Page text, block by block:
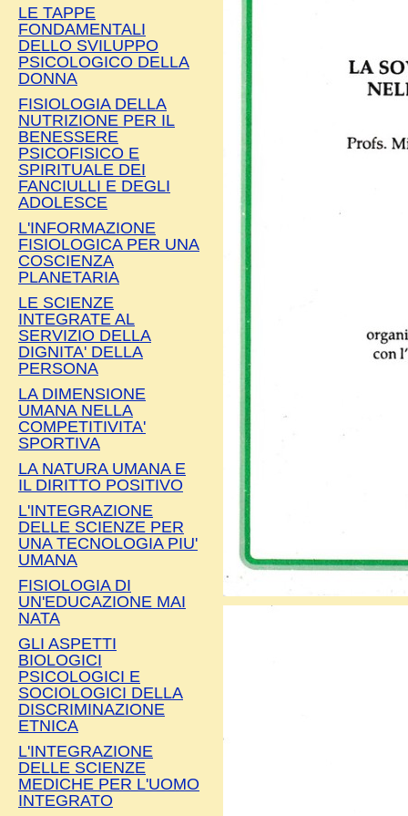
LE TAPPE
FONDAMENTALI
DELLO SVILUPPO
PSICOLOGICO DELLA
DONNA
FISIOLOGIA DELLA
NUTRIZIONE PER IL
BENESSERE
PSICOFISICO E
SPIRITUALE DEI
FANCIULLI E DEGLI
ADOLESCE
L'INFORMAZIONE
FISIOLOGICA PER UNA
COSCIENZA
PLANETARIA
LE SCIENZE
INTEGRATE AL
SERVIZIO DELLA
DIGNITA' DELLA
PERSONA
LA DIMENSIONE
UMANA NELLA
COMPETITIVITA'
SPORTIVA
LA NATURA UMANA E
IL DIRITTO POSITIVO
L'INTEGRAZIONE
DELLE SCIENZE PER
UNA TECNOLOGIA PIU'
UMANA
FISIOLOGIA DI
UN'EDUCAZIONE MAI
NATA
GLI ASPETTI
BIOLOGICI
PSICOLOGICI E
SOCIOLOGICI DELLA
DISCRIMINAZIONE
ETNICA
L'INTEGRAZIONE
DELLE SCIENZE
MEDICHE PER L'UOMO
INTEGRATO